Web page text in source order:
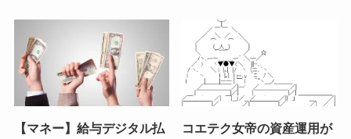
【マネー】給与デジタル払
コエテク女帝の資産運用が